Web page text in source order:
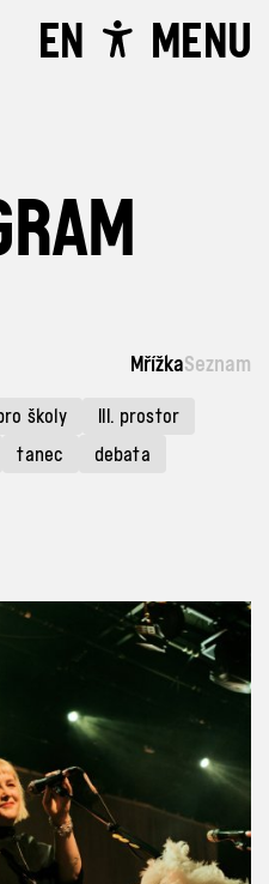
EN MENU
MřížkaSeznam
školy
III. prostor
tanec
debata